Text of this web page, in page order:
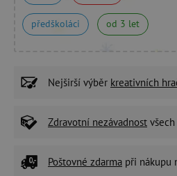
předškoláci od 3 let
Nejširší výběr kreativních
Zdravotní nezávadnost
Poštovné zdarma při nákupu